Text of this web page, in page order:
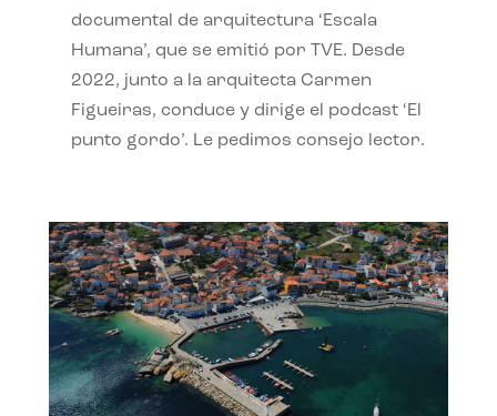
documental de arquitectura ‘Escala
Humana’, que se emitió por TVE. Desde
2022, junto a la arquitecta Carmen
Figueiras, conduce y dirige el podcast ‘El
punto gordo’. Le pedimos consejo lector.